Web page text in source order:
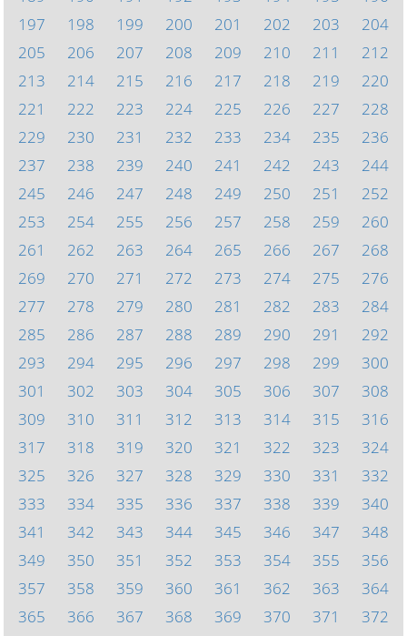
197
198 199 200 201 202 203
204
205
206 207 208 209 210 211
212
213
214 215 216 217 218 219
220
221
222 223 224 225 226 227
228
229
230 231 232 233 234 235
236
237
238 239 240 241 242 243
244
245
246 247 248 249 250 251
252
253
254 255 256 257 258 259
260
261
262 263 264 265 266 267
268
269
270 271 272 273 274 275
276
277
278 279 280 281 282 283
284
285
286 287 288 289 290 291
292
293
294 295 296 297 298 299
300
301
302 303 304 305 306 307
308
309
310 311 312 313 314 315
316
317
318 319 320 321 322 323
324
325
326 327 328 329 330 331
332
333
334 335 336 337 338 339
340
341
342 343 344 345 346 347
348
349
350 351 352 353 354 355
356
357
358 359 360 361 362 363
364
365
366 367 368 369 370 371
372